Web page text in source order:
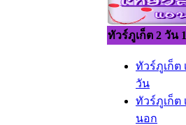
ทัวร์ภูเก็ต 2 วัน
ทัวร์ภูเก็ต
วัน
ทัวร์ภูเก็ต
นอก